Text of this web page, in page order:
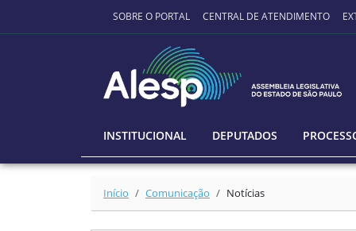
Ir para o conteúdo principal
SOBRE O PORTAL CENTRAL DE ATENDIMENTO
INSTITUCIONAL DEPUTADOS
Início Comunicação Notícias